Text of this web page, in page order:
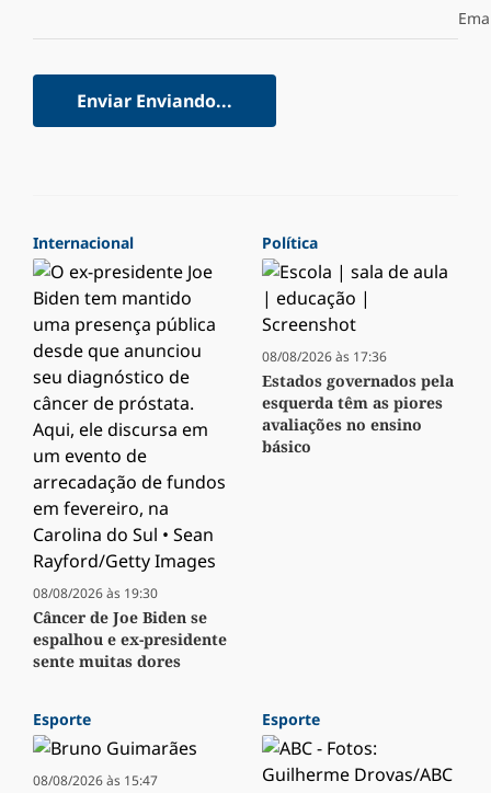
Enviar Enviando...
Internacional
08/08/2026 às 19:30
Câncer de Joe Biden se
espalhou e ex-presidente
sente muitas dores
Política
08/08/2026 às 17:36
Estados governados pela
esquerda têm as piores
avaliações no ensino
básico
Esporte
08/08/2026 às 15:47
Esporte